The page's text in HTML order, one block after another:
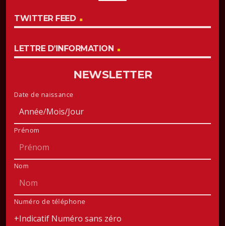
TWITTER FEED
LETTRE D’INFORMATION
NEWSLETTER
Date de naissance
Prénom
Nom
Numéro de téléphone